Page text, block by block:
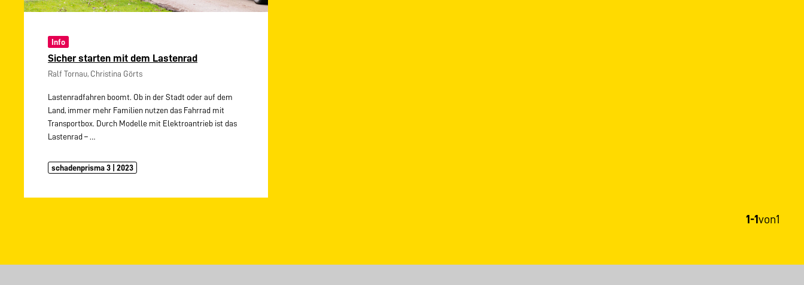
Info
Sicher starten mit dem Lastenrad
Ralf Tornau, Christina Görts
Lastenradfahren boomt. Ob in der Stadt oder auf dem
Land, immer mehr Familien nutzen das Fahrrad mit
Transportbox. Durch Modelle mit Elektroantrieb ist das
Lastenrad – …
schadenprisma 3 | 2023
1-1 von1